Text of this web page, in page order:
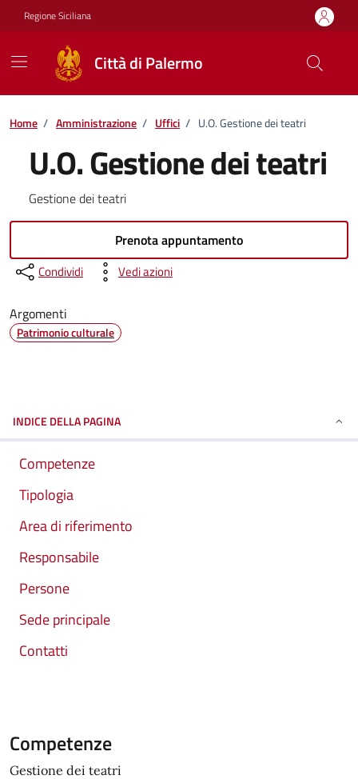
Vai ai contenuti
Vai al footer
Regione Siciliana
Città di Palermo
Home / Amministrazione / Uffici / U.O. Gestione dei teatri
U.O. Gestione dei teatri
Gestione dei teatri
Prenota appuntamento
Condividi Vedi azioni
Argomenti
Patrimonio culturale
INDICE DELLA PAGINA
Competenze
Tipologia
Area di riferimento
Responsabile
Persone
Sede principale
Contatti
Competenze
Gestione dei teatri